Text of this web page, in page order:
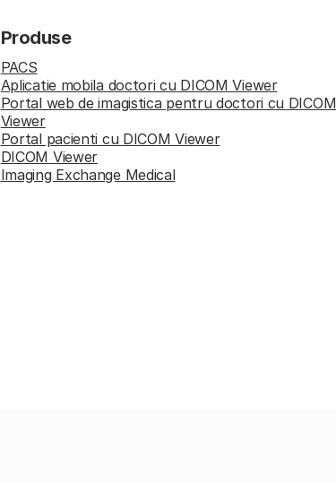
Produse
PACS
Aplicatie mobila doctori cu DICOM Viewer
Portal web de imagistica pentru doctori cu DICOM
Viewer
Portal pacienti cu DICOM Viewer
DICOM Viewer
Imaging Exchange Medical